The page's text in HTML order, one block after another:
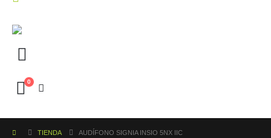
0
TIENDA AUDÍFONO SIGNIA INSIO 5NX IIC